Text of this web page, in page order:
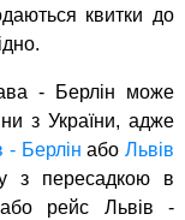
квитки до
- Берлін може
з України, адже
- Берлін абоЛьвів
з пересадкою в
рейс Львів -